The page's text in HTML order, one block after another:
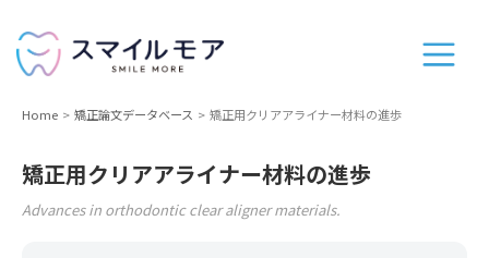
Home 矯正論文データベース 矯正用クリアアライナー材料の進歩
矯正用クリアアライナー材料の進歩
Advances in orthodontic clear aligner materials.